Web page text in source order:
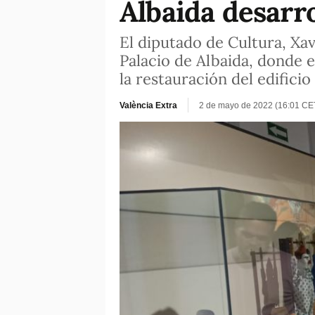
Albaida
El diputado de Cultura,
Palacio de Albaida,
la restauración del edificio
València Extra 2 de mayo de 2022 (16:01